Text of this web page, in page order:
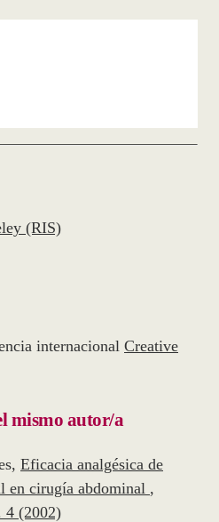
(RIS)
internacional Creative
mismo autor/a
Eficacia analgésica de
en cirugía abdominal ,
4 (2002)